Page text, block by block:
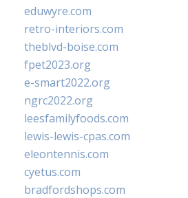
eduwyre.com
retro-interiors.com
theblvd-boise.com
fpet2023.org
e-smart2022.org
ngrc2022.org
leesfamilyfoods.com
lewis-lewis-cpas.com
eleontennis.com
cyetus.com
bradfordshops.com